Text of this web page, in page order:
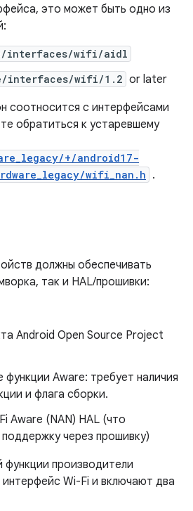
это может быть одно из
interfaces/wifi/aidl
interfaces/wifi/1.2 or later
соотносится с интерфейсами
обратиться к устаревшему
+/android17-
wifi_nan.h .
должны обеспечивать
так и HAL/прошивки:
Android Open Source Project
функции Aware: требует наличия
и флага сборки.
Aware (NAN) HAL (что
через прошивку)
функции производители
Wi-Fi и включают два